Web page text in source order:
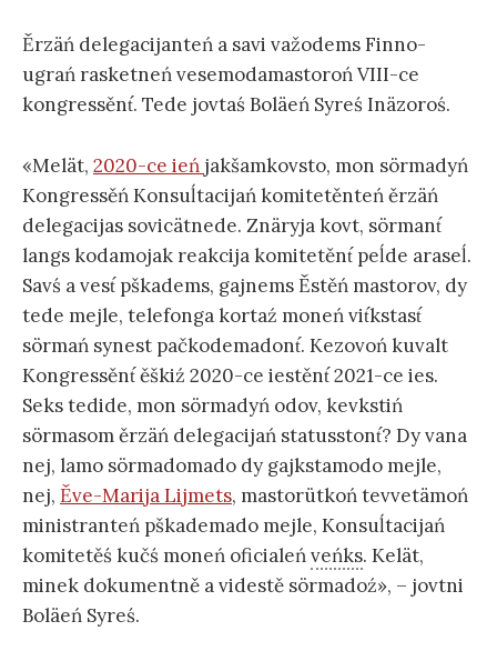
Ěrzäń delegacijanteń a savi važodems Finno-
ugrań rasketneń vesemodamastoroń VIII-ce
kongressěnt́. Tede jovtaś Boläeń Syreś Inäzoroś.
«Melät, 2020-ce ień jakšamkovsto, mon sörmadyń
Kongressěń Konsuĺtacijań komitetěnteń ěrzäń
delegacijas sovicätnede. Znäryja kovt, sörmant́
langs kodamojak reakcija komitetěnt́ peĺde araseĺ.
Savś a vest́ pškadems, gajnems Ěstěń mastorov, dy
tede mejle, telefonga kortaź moneń vit́kstast́
sörmań synest pačkodemadont́. Kezovoń kuvalt
Kongressěnt́ ěškiź 2020-ce iestěnt́ 2021-ce ies.
Seks tedide, mon sörmadyń odov, kevkstiń
sörmasom ěrzäń delegacijań statusstont́? Dy vana
nej, lamo sörmadomado dy gajkstamodo mejle,
nej, Ěve-Marija Lijmets, mastorütkoń tevvetämoń
ministranteń pškademado mejle, Konsuĺtacijań
komitetěś kučś moneń oficialeńveńks. Kelät,
minek dokumentně a videstě sörmadoź», – jovtni
Boläeń Syreś.